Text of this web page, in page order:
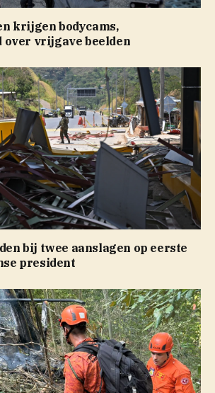
krijgen bodycams,
vrijgave beelden
bij twee aanslagen op eerste
president